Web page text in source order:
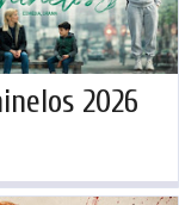
2026